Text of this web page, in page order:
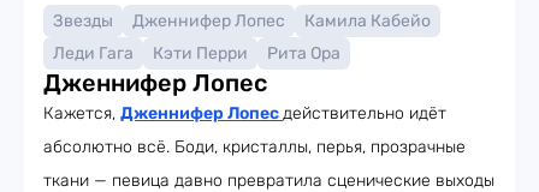
Звезды Дженнифер Лопес
Камила Кабейо
Леди Гага
Кэти Перри Рита Ора
Дженнифер Лопес
Кажется, Дженнифер Лопесдействительно идёт
абсолютно всё. Боди, кристаллы, перья, прозрачные
ткани — певица давно превратила сценические выходы